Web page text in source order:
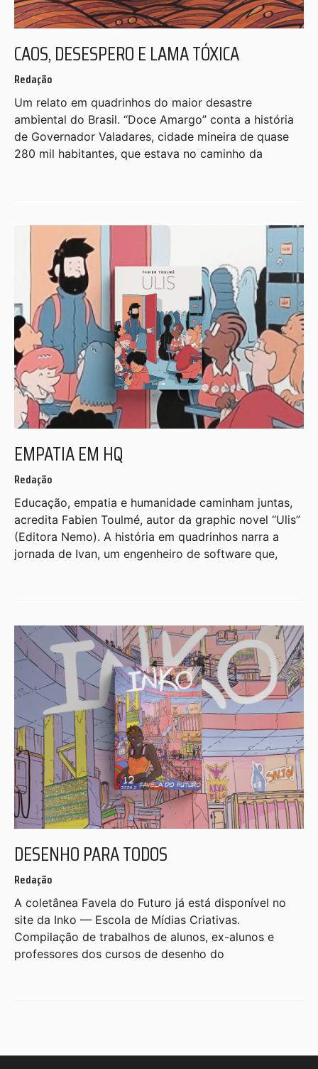
CAOS, DESESPERO E LAMA TÓXICA
Redação
Um relato em quadrinhos do maior desastre
ambiental do Brasil. “Doce Amargo” conta a história
de Governador Valadares, cidade mineira de quase
280 mil habitantes, que estava no caminho da
EMPATIA EM HQ
Redação
Educação, empatia e humanidade caminham juntas,
acredita Fabien Toulmé, autor da graphic novel “Ulis”
(Editora Nemo). A história em quadrinhos narra a
jornada de Ivan, um engenheiro de software que,
DESENHO PARA TODOS
Redação
A coletânea Favela do Futuro já está disponível no
site da Inko — Escola de Mídias Criativas.
Compilação de trabalhos de alunos, ex-alunos e
professores dos cursos de desenho do